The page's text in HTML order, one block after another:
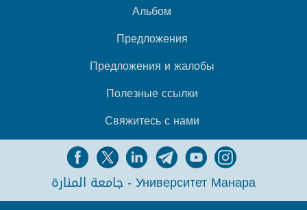
Альбом
Предложения
Предложения и жалобы
Полезные ссылки
Свяжитесь с нами
جامعة المنارة - Университет Манара